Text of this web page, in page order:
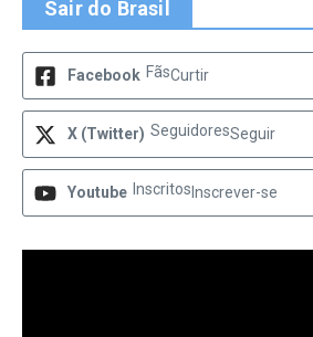
Sair do Brasil
Facebook FãsCurtir
X (Twitter) SeguidoresSeguir
Youtube Inscritos Inscrever-se